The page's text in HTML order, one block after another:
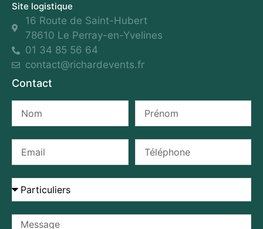
Site logistique
16 Route de Saint-Hubert
78610 Le Perray-en-Yvelines
01 34 85 56 64
contact@richardevents.fr
Contact